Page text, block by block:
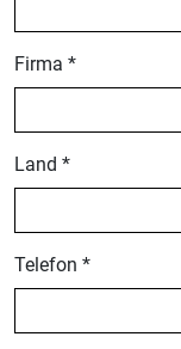
Firma *
Land *
Telefon *